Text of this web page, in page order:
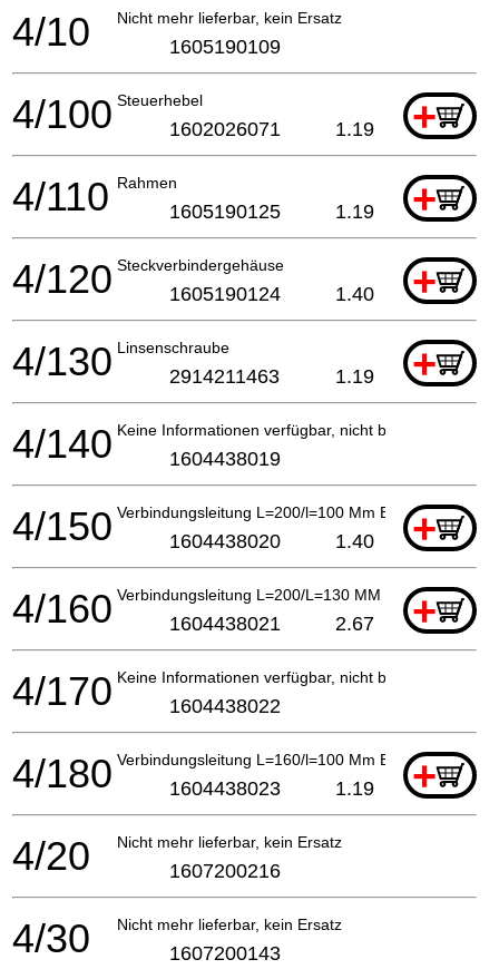
Nicht mehr lieferbar, kein Ersatz
4/10 1605190109
Steuerhebel +
4/100 1602026071 1.19
Rahmen +
4/110 1605190125 1.19
Steckverbindergehäuse +
4/120 1605190124 1.40
Linsenschraube +
4/130 2914211463 1.19
Keine Informationen verfügbar, nicht bestellbar
4/140 1604438019
Verbindungsleitung L=200/l=100 Mm Blau+
4/150 1604438020 1.40
Verbindungsleitung L=200/L=130 MM SCHWARZ
+
4/160 1604438021 2.67
Keine Informationen verfügbar, nicht bestellbar
4/170 1604438022
Verbindungsleitung L=160/l=100 Mm Blau+
4/180 1604438023 1.19
Nicht mehr lieferbar, kein Ersatz
4/20 1607200216
Nicht mehr lieferbar, kein Ersatz
4/30 1607200143